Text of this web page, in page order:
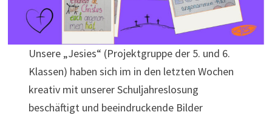
Unsere „Jesies“ (Projektgruppe der 5. und 6.
Klassen) haben sich im in den letzten Wochen
kreativ mit unserer Schuljahreslosung
beschäftigt und beeindruckende Bilder